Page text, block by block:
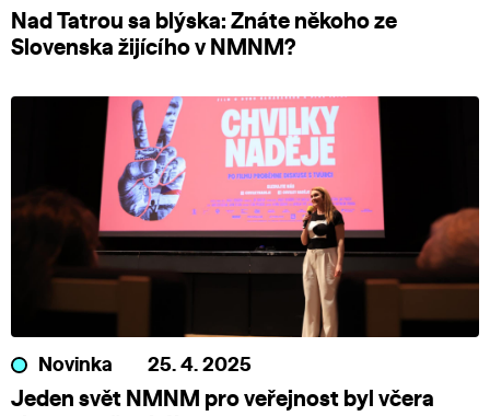
Nad Tatrou sa blýska: Znáte někoho ze
Slovenska žijícího v NMNM?
Novinka 25. 4. 2025
Jeden svět NMNM pro veřejnost byl včera